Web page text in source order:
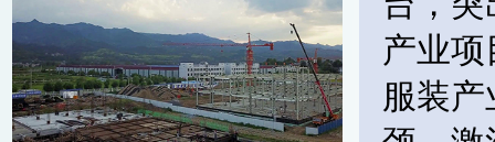
产业
服装